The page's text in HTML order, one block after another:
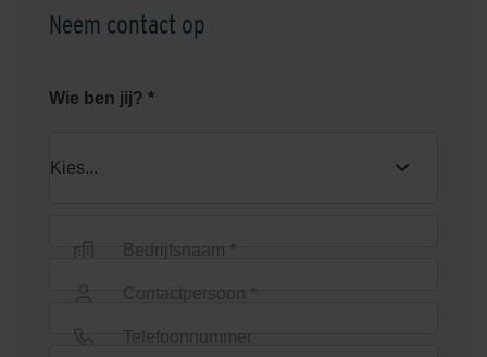
Neem contact op
Wie ben jij? *
Bedrijfsnaam *
Contactpersoon *
Telefoonnummer